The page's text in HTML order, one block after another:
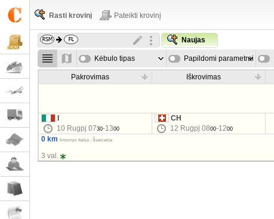
Rasti krovinį Pateikti krovinį
Naujas
Kėbulo tipas Papildomi parametrai
Pakrovimas Iškrovimas
10 Rugpj 0730-1300
CH
12 Rugpj 0800-1200
0 km Krovinys Italija - Šveicarija
3 val.